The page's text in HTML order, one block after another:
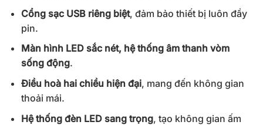
Cổng sạc USB riêng biệt, đảm bảo thiết bị luôn đầy
pin.
Màn hình LED sắc nét, hệ thống âm thanh vòm
sống động.
Điều hoà hai chiều hiện đại, mang đến không gian
thoải mái.
Hệ thống đèn LED sang trọng, tạo không gian ấm